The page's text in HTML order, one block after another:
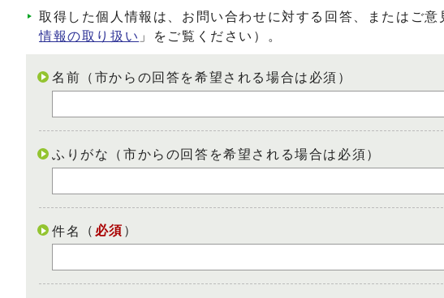
取得した個人情報は、お問い合わせに対する回答、またはご
情報の取り扱い 」をご覧ください）。
名前（市からの回答を希望される場合は必須）
ふりがな（市からの回答を希望される場合は必須）
件名 （ 必須 ）